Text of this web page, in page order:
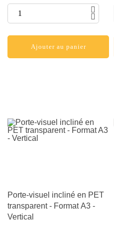
Ajouter au panier
Porte-visuel incliné en PET
transparent - Format A3 -
Vertical